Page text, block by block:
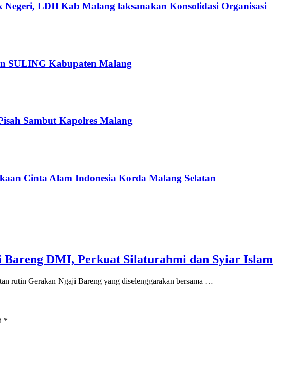
LDII Kab Malang laksanakan Konsolidasi Organisasi
SULING Kabupaten Malang
Sambut Kapolres Malang
Cinta Alam Indonesia Korda Malang Selatan
DMI, Perkuat Silaturahmi dan Syiar Islam
rutin Gerakan Ngaji Bareng yang diselenggarakan bersama …
*